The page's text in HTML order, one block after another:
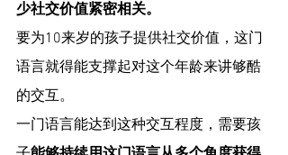
少社交价值紧密相关。
要为10来岁的孩子提供社交价值，这门
语言就得能支撑起对这个年龄来讲够酷
的交互。
一门语言能达到这种交互程度，需要孩